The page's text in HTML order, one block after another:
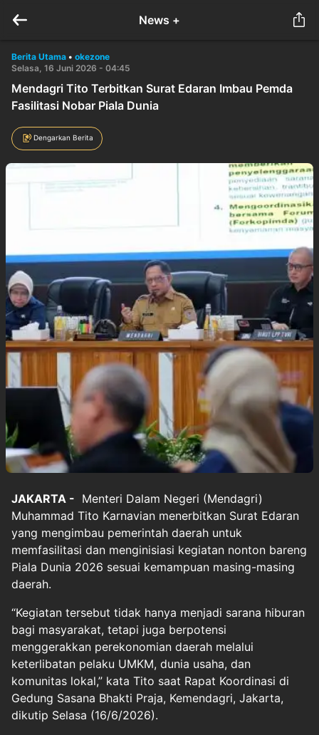
News +
Berita Utama • okezone
Selasa, 16 Juni 2026 - 04:45
Mendagri Tito Terbitkan Surat Edaran Imbau Pemda
Fasilitasi Nobar Piala Dunia
Dengarkan Berita
JAKARTA - Menteri Dalam Negeri (Mendagri)
Muhammad Tito Karnavian menerbitkan Surat Edaran
yang mengimbau pemerintah daerah untuk
memfasilitasi dan menginisiasi kegiatan nonton bareng
Piala Dunia 2026 sesuai kemampuan masing-masing
daerah.
“Kegiatan tersebut tidak hanya menjadi sarana hiburan
bagi masyarakat, tetapi juga berpotensi
menggerakkan perekonomian daerah melalui
keterlibatan pelaku UMKM, dunia usaha, dan
komunitas lokal,” kata Tito saat Rapat Koordinasi di
Gedung Sasana Bhakti Praja, Kemendagri, Jakarta,
dikutip Selasa (16/6/2026).